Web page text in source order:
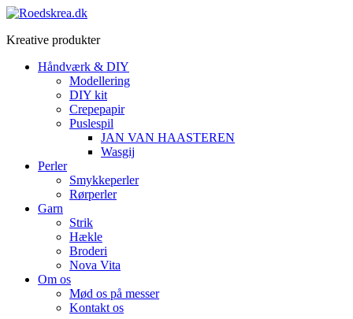
Videre
indhold
Kreative produkter
Håndværk & DIY
Modellering
DIY kit
Crepepapir
Puslespil
JAN VAN HAASTEREN
Wasgij
Perler
Smykkeperler
Rørperler
Garn
Strik
Hækle
Broderi
Nova Vita
Om os
Mød os på messer
Kontakt os